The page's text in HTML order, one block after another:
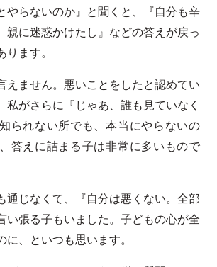
やらないのか』と聞くと、『自分も辛
親に迷惑かけたし』などの答えが戻っ
ます。
えません。悪いことをしたと認めてい
私がさらに『じゃあ、誰も見ていなく
られない所でも、本当にやらないの
答えに詰まる子は非常に多いもので
通じなくて、『自分は悪くない。全部
い張る子もいました。子どもの心が全
、といつも思います。